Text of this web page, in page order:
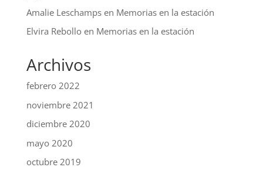
Amalie Leschampsen Memorias en la estación
Elvira Rebolloen Memorias en la estación
Archivos
febrero 2022
noviembre 2021
diciembre 2020
mayo 2020
octubre 2019